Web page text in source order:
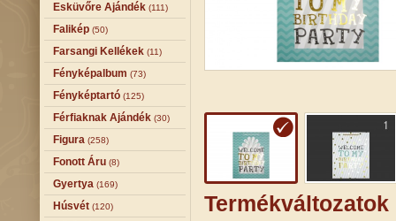
Esküvőre Ajándék (111)
Falikép (50)
Farsangi Kellékek (11)
Fényképalbum (73)
Fényképtartó (125)
Férfiaknak Ajándék (30)
Figura (258)
Fonott Áru (8)
Gyertya (169)
Húsvét (120) Termékváltozatok